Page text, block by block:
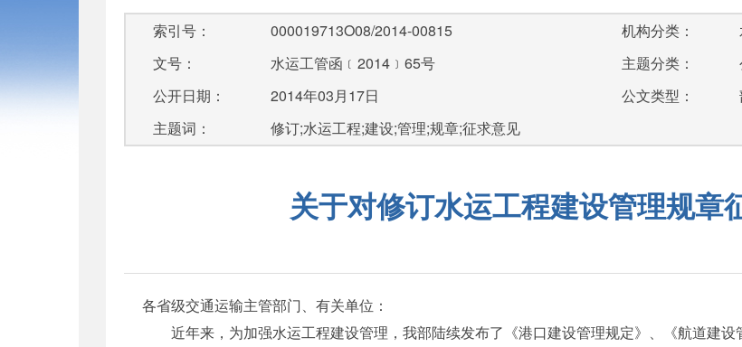
索引号：
000019713O08/2014-00815
文号：
水运工管函﹝2014﹞65号
公开日期：
2014年03月17日
主题词：
修订;水运工程;建设;管理;规章;征求意见
机构分类：
主题分类：
公文类型：
关于对修订水运工程建设管理规章
各省级交通运输主管部门、有关单位：
近年来，为加强水运工程建设管理，我部陆续发布了《港口建设管理规定》、《航道建设